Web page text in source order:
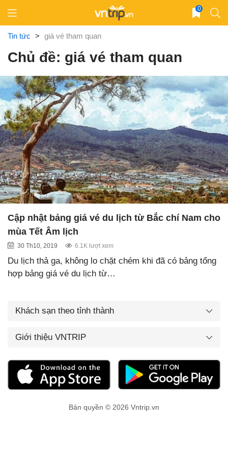
content
0
Tin tức > giá vé tham quan
Chủ đề: giá vé tham quan
Cập nhật bảng giá vé du lịch từ Bắc chí Nam cho
mùa Tết Âm lịch
30 Th10, 2019 6.1K lượt xem
Du lịch thả ga, không lo chặt chém khi đã có bảng tổng
hợp bảng giá vé du lịch từ…
Khách sạn theo tỉnh thành
Giới thiệu VNTRIP
Bản quyền © 2026 Vntrip.vn